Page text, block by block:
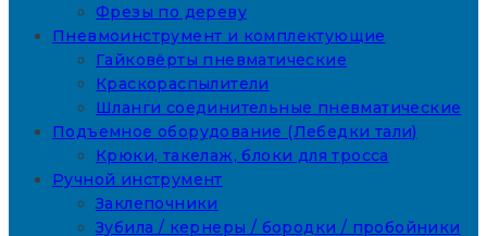
Фрезы по дереву
Пневмоинструмент и комплектующие
Гайковёрты пневматические
Краскораспылители
Шланги соединительные пневматические
Подъемное оборудование (Лебедки тали)
Крюки, такелаж, блоки для тросса
Ручной инструмент
Заклепочники
Зубила / кернеры / бородки / пробойники